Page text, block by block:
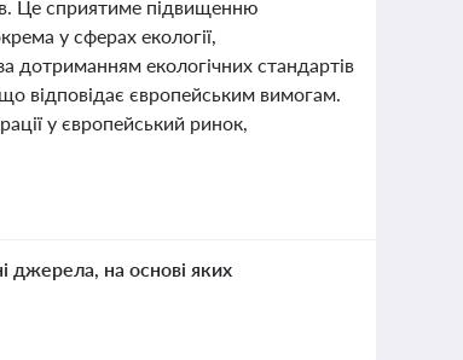
Це сприятиме підвищенню
у сферах екології,
дотриманням екологічних стандартів
відповідає європейським вимогам.
у європейський ринок,
джерела, на основі яких